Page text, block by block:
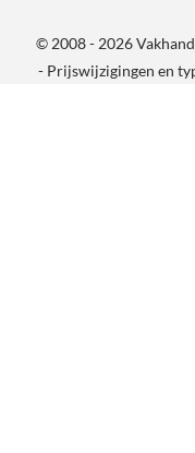
© 2008 - 2026
- Prijswijzigingen en